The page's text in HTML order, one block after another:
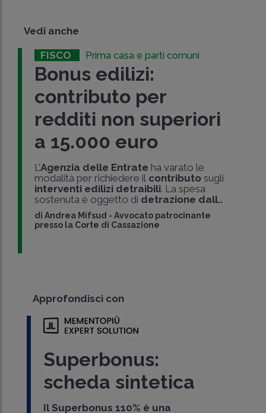
Vedi anche
FISCO Prima casa e parti comuni
Bonus edilizi:
contributo per
redditi non superiori
a 15.000 euro
L’Agenzia delle Entrate ha varato le
modalità per richiedere il contributo sugli
interventi edilizi detraibili. La spesa
sostenuta è oggetto di detrazione dall..
diAndrea Mifsud -Avvocato patrocinante
presso la Corte di Cassazione
Approfondisci con
Superbonus:
scheda sintetica
Il Superbonus 110% è una